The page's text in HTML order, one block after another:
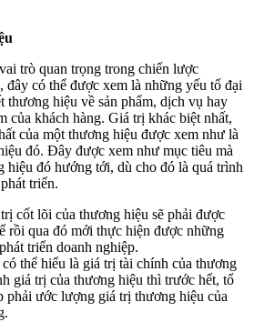
trò quan trọng trong chiến lược
đây có thể được xem là những yếu tố đại
thương hiệu về sản phẩm, dịch vụ hay
của khách hàng. Giá trị khác biệt nhất,
của một thương hiệu được xem như là
đó. Đây được xem như mục tiêu mà
hiệu đó hướng tới, dù cho đó là quá trình
triển.
cốt lõi của thương hiệu sẽ phải được
rồi qua đó mới thực hiện được những
triển doanh nghiệp.
thể hiểu là giá trị tài chính của thương
giá trị của thương hiệu thì trước hết, tổ
phải ước lượng giá trị thương hiệu của